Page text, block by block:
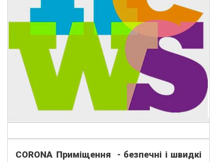
CORONA Приміщення - безпечні і швидкі